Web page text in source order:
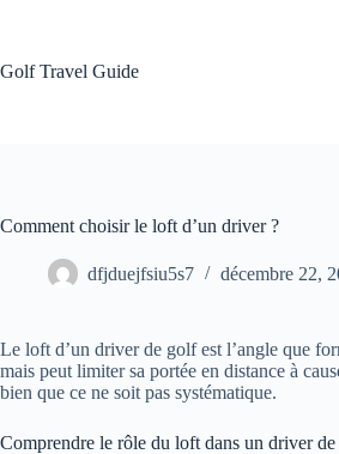
Golf Travel Guide
Comment choisir le loft d’un driver ?
dfjduejfsiu5s7 décembre 22,
Le loft d’un driver de golf est l’angle que
mais peut limiter sa portée en distance à
bien que ce ne soit pas systématique.
Comprendre le rôle du loft dans un driver